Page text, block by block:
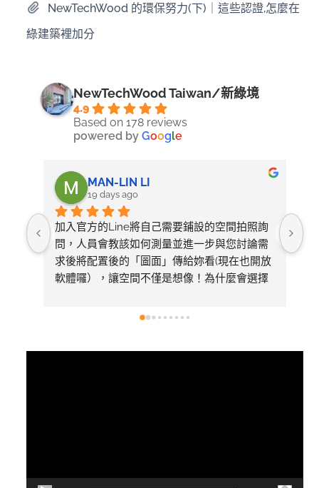
NewTechWood 的環保努力(下)｜這些認證,怎麼在
綠建築裡加分
NewTechWood Taiwan/新綠境
4.9
Based on 178 reviews
powered byGoogle
MAN-LIN LI
19 days ago
加入官方的Line將自己需要鋪設的空間拍照詢
問，人員會教該如何測量並進一步與您討論需
求後將配置後的「圖面」傳給妳看(現在也開放
軟體囉），讓空間不僅是想像！為什麼會選擇
採訪總公司，內容有詳細介紹產品差異